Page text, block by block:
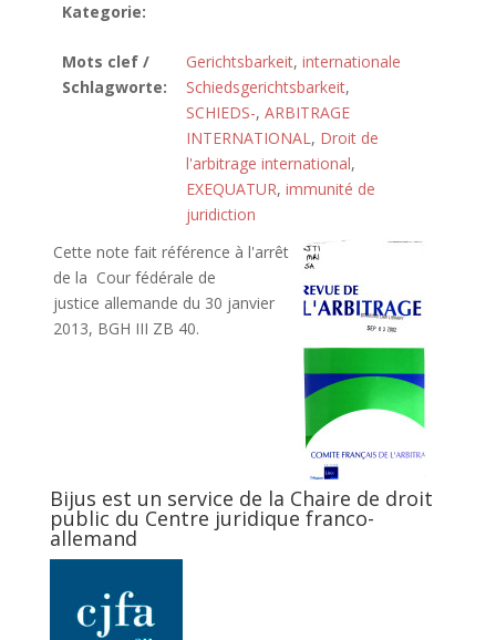
Kategorie:
Mots clef /
Schlagworte:
Gerichtsbarkeit, internationale
Schiedsgerichtsbarkeit,
SCHIEDS-, ARBITRAGE
INTERNATIONAL, Droit de
l'arbitrage international,
EXEQUATUR, immunité de
juridiction
Cette note fait référence à l'arrêt
de la Cour fédérale de
justice allemande du 30 janvier
2013, BGH III ZB 40.
Bijus est un service de la Chaire de droit
public du Centre juridique franco-
allemand